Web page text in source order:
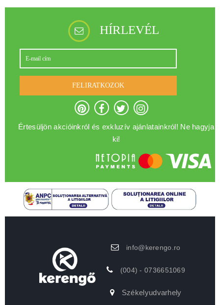
HÍRLEVÉL
FELIRATKOZOK
Értesüljön akcióinkról és exkluzív ajánlatainkról! Ne hagyja
ki!
info@kerengo.ro
(004) - 0736651069
Székelyudvarhely